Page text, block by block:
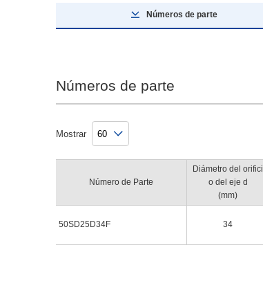
Números de parte
Números de parte
Mostrar
Número de Parte
50SD25D34F
Diámetro del orifici
o del eje d
(mm)
34